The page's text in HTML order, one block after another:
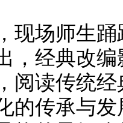
场师生踊
，经典改
阅读传统
的传承与